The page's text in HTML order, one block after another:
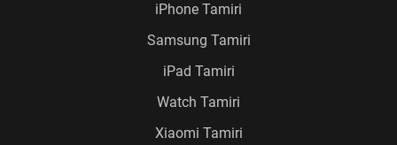
iPhone Tamiri
Samsung Tamiri
iPad Tamiri
Watch Tamiri
Xiaomi Tamiri